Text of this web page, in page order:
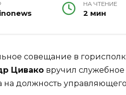
НА ЧТЕНИЕ
2 мин
совещание в
Цивако вручил
на должность